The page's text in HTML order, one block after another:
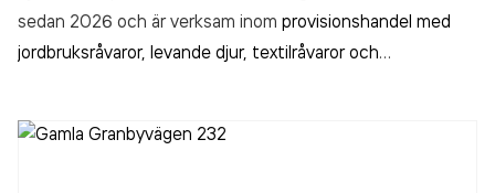
sedan 2026 och är verksam inom provisionshandel med
jordbruksråvaror, levande djur, textilråvaror och